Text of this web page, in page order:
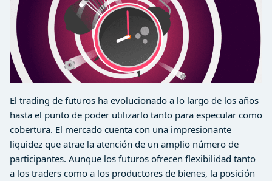
El trading de futuros ha evolucionado a lo largo de los años
hasta el punto de poder utilizarlo tanto para especular como
cobertura. El mercado cuenta con una impresionante
liquidez que atrae la atención de un amplio número de
participantes. Aunque los futuros ofrecen flexibilidad tanto
a los traders como a los productores de bienes, la posición